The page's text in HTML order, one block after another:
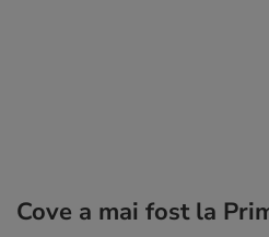
Cove a mai fost la